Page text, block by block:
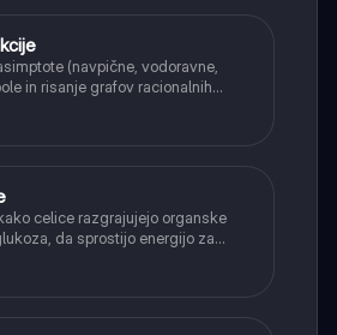
(navpične, vodoravne,
in risanje grafov racionalnih
celice razgrajujejo organske
da sprostijo energijo za